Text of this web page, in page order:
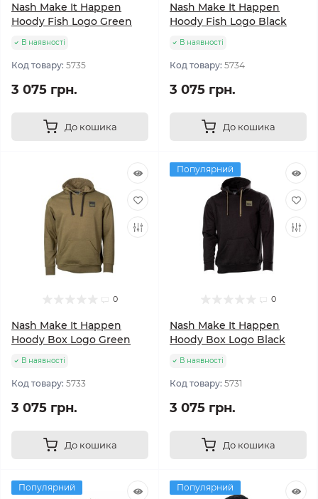
Nash Make It Happen
Hoody Fish Logo Green
В наявності
Код товару: 5735
3 075 грн.
До кошика
Nash Make It Happen
Hoody Fish Logo Black
В наявності
Код товару: 5734
3 075 грн.
До кошика
0
Nash Make It Happen
Hoody Box Logo Green
В наявності
Код товару: 5733
3 075 грн.
До кошика
Популярний
0
Nash Make It Happen
Hoody Box Logo Black
В наявності
Код товару: 5731
3 075 грн.
До кошика
Популярний Популярний